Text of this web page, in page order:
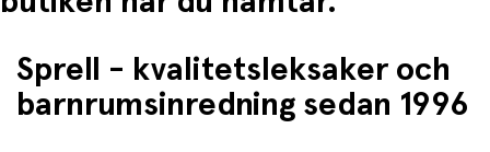
Sprell - kvalitetsleksaker och
barnrumsinredning sedan 1996